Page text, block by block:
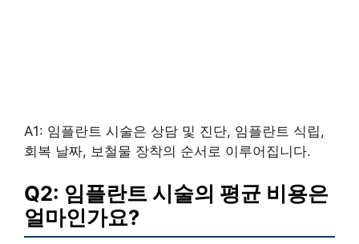
A1: 임플란트 시술은 상담 및 진단, 임플란트 식립,
회복 날짜, 보철물 장착의 순서로 이루어집니다.
Q2: 임플란트 시술의 평균 비용은
얼마인가요?